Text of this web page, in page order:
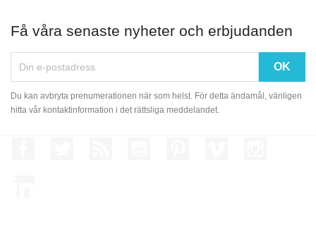
Få våra senaste nyheter och erbjudanden
Du kan avbryta prenumerationen när som helst. För detta ändamål, vänligen
hitta vår kontaktinformation i det rättsliga meddelandet.